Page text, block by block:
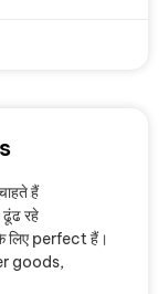
हैं
रहे
perfect हैं।
goods,